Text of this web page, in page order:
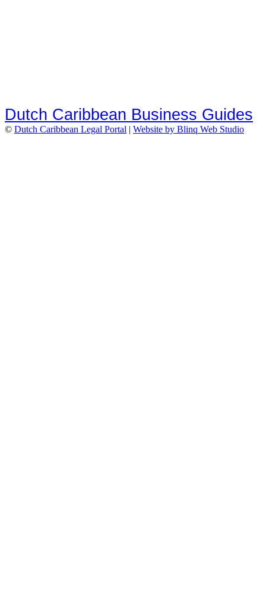
Dutch Caribbean Business Guides
© Dutch Caribbean Legal Portal | Website by Blinq Web Studio